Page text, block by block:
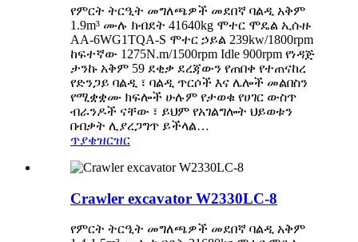
የምርት ትርዒት ​​መግለጫዎች መደበኛ ባልዲ አቅም
1.9m³ ሙሉ ክብደት 41640kg ሞተር ሞዴል ኢሱዙ
AA-6WG1TQA-S ሞተር ኃይል 239kw/1800rpm
ከፍተኛው 1275N.m/1500rpm Idle 900rpm የነዳጅ
ታንኩ አቅም 59 ደቂቃ ደረጃውን የጠበቀ የተጠናከረ
የድንጋይ ባልዲ ፣ ባልዲ ጥርሶች እና ሌሎች መልበስን
የሚቋቋሙ ክፍሎች ሁሉም የታወቁ የሀገር ውስጥ
ብራንዶች ናቸው ፣ ይህም የአገልግሎት ህይወቱን
በብቃት ሊያረጋግጥ ይችላል…
ጥያቄዝርዝር
Crawler excavator W2330LC-8
የምርት ትርዒት ​​መግለጫዎች መደበኛ ባልዲ አቅም